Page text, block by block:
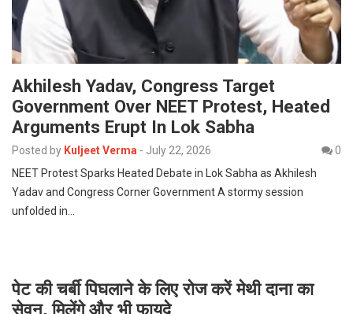
Akhilesh Yadav, Congress Target
Government Over NEET Protest, Heated
Arguments Erupt In Lok Sabha
Posted by Kuljeet Verma - July 22, 2026
0
NEET Protest Sparks Heated Debate in Lok Sabha as Akhilesh
Yadav and Congress Corner Government A stormy session
unfolded in…
पेट की चर्बी पिघलाने के लिए रोज करें मेथी दाना का
सेवन, मिलेंगे और भी फायदे